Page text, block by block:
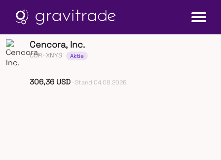
Cencora, Inc.
COR· XNYS Aktie
306,36 USD · Stand 04.08.2026